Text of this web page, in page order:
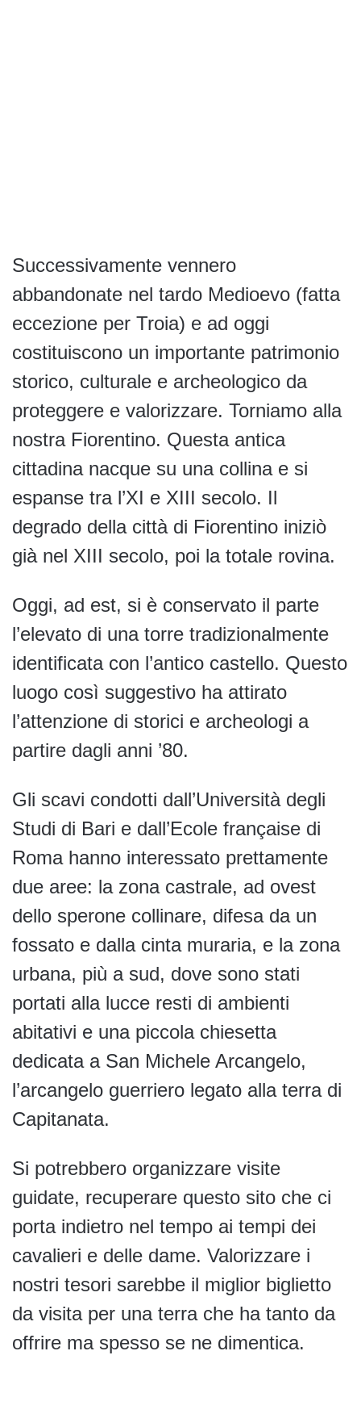
Successivamente vennero
abbandonate nel tardo Medioevo (fatta
eccezione per Troia) e ad oggi
costituiscono un importante patrimonio
storico, culturale e archeologico da
proteggere e valorizzare. Torniamo alla
nostra Fiorentino. Questa antica
cittadina nacque su una collina e si
espanse tra l’XI e XIII secolo. Il
degrado della città di Fiorentino iniziò
già nel XIII secolo, poi la totale rovina.
Oggi, ad est, si è conservato il parte
l’elevato di una torre tradizionalmente
identificata con l’antico castello. Questo
luogo così suggestivo ha attirato
l’attenzione di storici e archeologi a
partire dagli anni ’80.
Gli scavi condotti dall’Università degli
Studi di Bari e dall’Ecole française di
Roma hanno interessato prettamente
due aree: la zona castrale, ad ovest
dello sperone collinare, difesa da un
fossato e dalla cinta muraria, e la zona
urbana, più a sud, dove sono stati
portati alla lucce resti di ambienti
abitativi e una piccola chiesetta
dedicata a San Michele Arcangelo,
l’arcangelo guerriero legato alla terra di
Capitanata.
Si potrebbero organizzare visite
guidate, recuperare questo sito che ci
porta indietro nel tempo ai tempi dei
cavalieri e delle dame. Valorizzare i
nostri tesori sarebbe il miglior biglietto
da visita per una terra che ha tanto da
offrire ma spesso se ne dimentica.